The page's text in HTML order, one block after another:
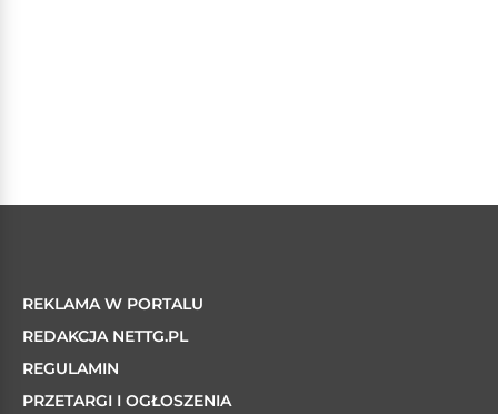
REKLAMA W PORTALU
REDAKCJA NETTG.PL
REGULAMIN
PRZETARGI I OGŁOSZENIA